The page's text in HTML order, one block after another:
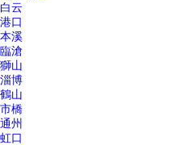
白云
港口
本溪
臨滄
獅山
淄博
鶴山
市橋
通州
虹口